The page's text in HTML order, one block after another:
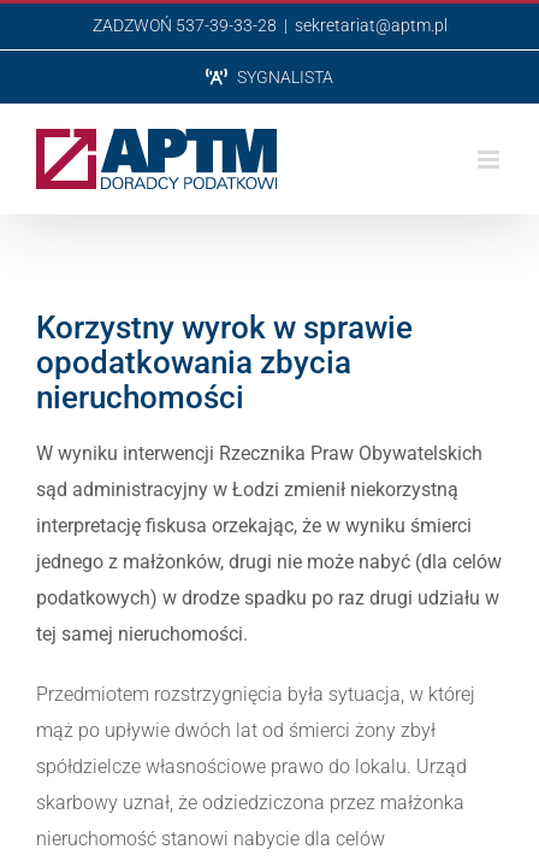
do
ZADZWOŃ 537-39-33-28 | sekretariat@aptm.pl
SYGNALISTA
Korzystny wyrok w sprawie
opodatkowania zbycia
nieruchomości
W wyniku interwencji Rzecznika Praw Obywatelskich
sąd administracyjny w Łodzi zmienił niekorzystną
interpretację fiskusa orzekając, że w wyniku śmierci
jednego z małżonków, drugi nie może nabyć (dla celów
podatkowych) w drodze spadku po raz drugi udziału w
tej samej nieruchomości.
Przedmiotem rozstrzygnięcia była sytuacja, w której
mąż po upływie dwóch lat od śmierci żony zbył
spółdzielcze własnościowe prawo do lokalu. Urząd
skarbowy uznał, że odziedziczona przez małżonka
nieruchomość stanowi nabycie dla celów